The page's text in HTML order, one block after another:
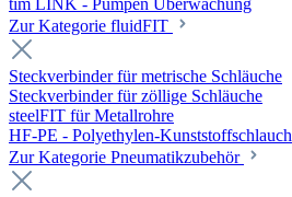
tim LINK - Pumpen Überwachung
Zur Kategorie fluidFIT
Steckverbinder für metrische Schläuche
Steckverbinder für zöllige Schläuche
steelFIT für Metallrohre
HF-PE - Polyethylen-Kunststoffschlauch
Zur Kategorie Pneumatikzubehör